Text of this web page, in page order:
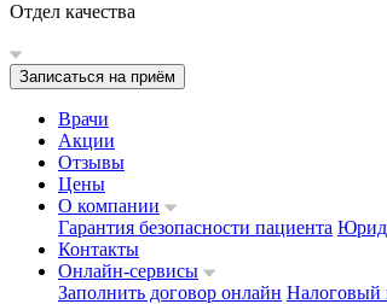
Отдел качества
Записаться на приём
Врачи
Акции
Отзывы
Цены
О компании
Гарантия безопасности пациента
Контакты
Онлайн-сервисы
Заполнить договор онлайн Налоговый